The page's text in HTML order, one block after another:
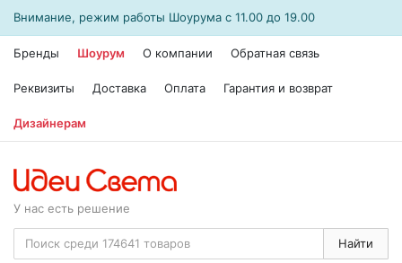
Внимание, режим работы Шоурума с 11.00 до 19.00
Бренды Шоурум О компании Обратная связь
Реквизиты Доставка Оплата Гарантия и возврат
Дизайнерам
У нас есть решение
Найти